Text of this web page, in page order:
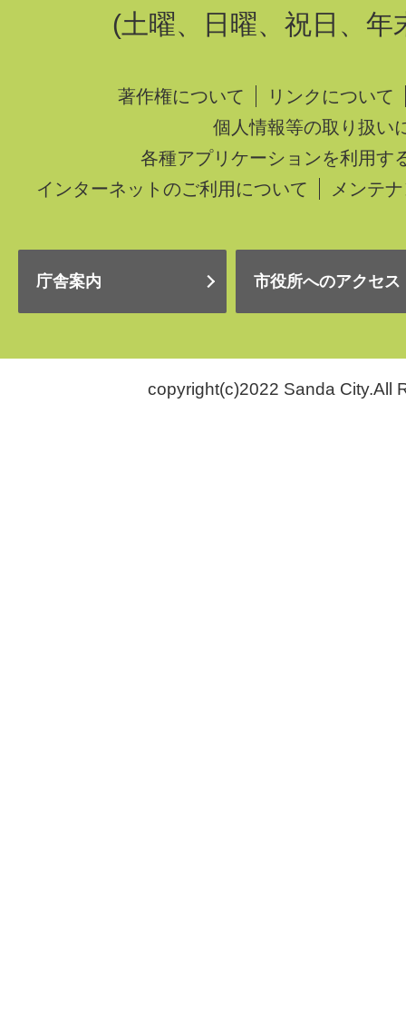
(土曜、日曜、祝日、年
著作権について
リンクについて
個人情報等の取り扱い
各種アプリケーションを利用す
インターネットのご利用について
メンテ
庁舎案内 市役所へのアクセス
copyright(c)2022 Sanda City.All